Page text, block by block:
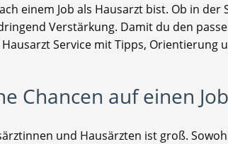
einem Job als Hausarzt bist. Ob in der
Verstärkung. Damit du den
Service mit Tipps, Orientierung
Chancen auf einen
und Hausärzten ist groß.